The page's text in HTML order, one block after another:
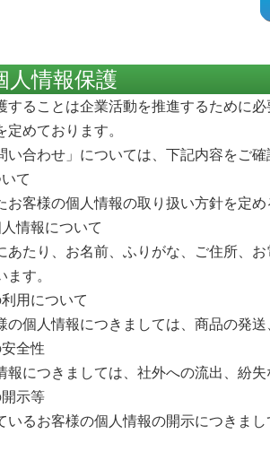
人情報保護
することは企業活動を推進するために
めております。
い合わせ」については、下記内容をご確
て
お客様の個人情報の取り扱い方針を定め
情報について
あたり、お名前、ふりがな、ご住所、
す。
用について
の個人情報につきましては、商品の発
全性
報につきましては、社外への流出、紛
示等
いるお客様の個人情報の開示につきま